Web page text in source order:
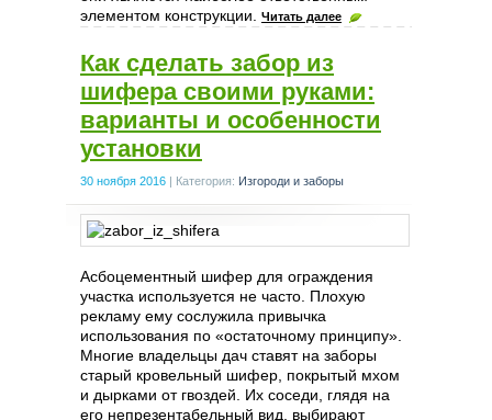
элементом конструкции.
Читать далее
Как сделать забор из
шифера своими руками:
варианты и особенности
установки
30 ноября 2016 | Категория: Изгороди и заборы
Асбоцементный шифер для ограждения
участка используется не часто. Плохую
рекламу ему сослужила привычка
использования по «остаточному принципу».
Многие владельцы дач ставят на заборы
старый кровельный шифер, покрытый мхом
и дырками от гвоздей. Их соседи, глядя на
его непрезентабельный вид, выбирают